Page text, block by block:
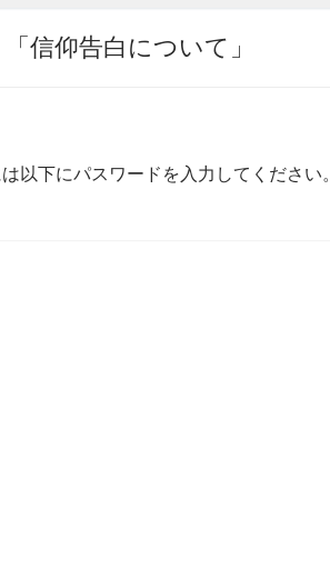
信仰告白について」
以下にパスワードを入力してください。